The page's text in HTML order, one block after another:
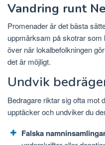
Vandring runt
Promenader är det bästa
uppmärksam på skotrar
över när lokalbefolkningen
det är möjligt.
Undvik
Bedragare riktar sig ofta mot
upptäcker och undviker du
Falska